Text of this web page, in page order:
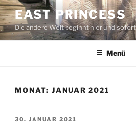
Zum
Inhalt
springen
EAST PRINCESS
Die andere Welt beginnt hier und sofort
Menü
MONAT: JANUAR 2021
VERÖFFENTLICHT
30. JANUAR 2021